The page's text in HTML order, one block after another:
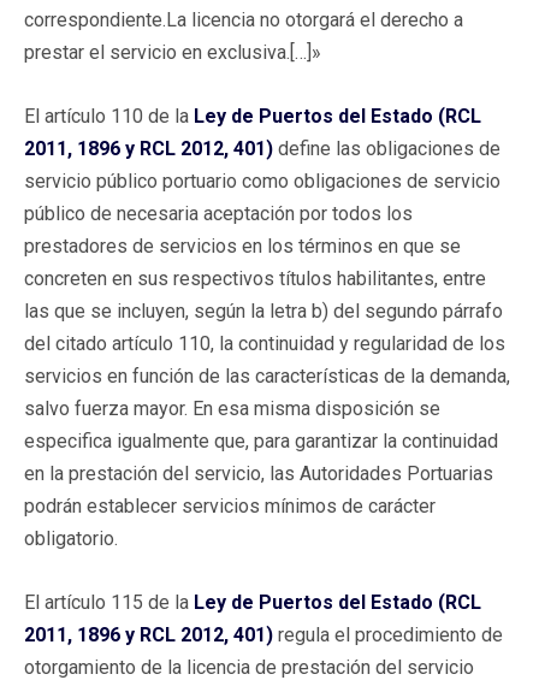
correspondiente.La licencia no otorgará el derecho a
prestar el servicio en exclusiva.[…]»
El artículo 110 de la Ley de Puertos del Estado (RCL
2011, 1896 y RCL 2012, 401) define las obligaciones de
servicio público portuario como obligaciones de servicio
público de necesaria aceptación por todos los
prestadores de servicios en los términos en que se
concreten en sus respectivos títulos habilitantes, entre
las que se incluyen, según la letra b) del segundo párrafo
del citado artículo 110, la continuidad y regularidad de los
servicios en función de las características de la demanda,
salvo fuerza mayor. En esa misma disposición se
especifica igualmente que, para garantizar la continuidad
en la prestación del servicio, las Autoridades Portuarias
podrán establecer servicios mínimos de carácter
obligatorio.
El artículo 115 de la Ley de Puertos del Estado (RCL
2011, 1896 y RCL 2012, 401) regula el procedimiento de
otorgamiento de la licencia de prestación del servicio